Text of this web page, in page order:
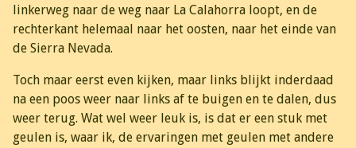
linkerweg naar de weg naar La Calahorra loopt, en de
rechterkant helemaal naar het oosten, naar het einde van
de Sierra Nevada.
Toch maar eerst even kijken, maar links blijkt inderdaad
na een poos weer naar links af te buigen en te dalen, dus
weer terug. Wat wel weer leuk is, is dat er een stuk met
geulen is, waar ik, de ervaringen met geulen met andere